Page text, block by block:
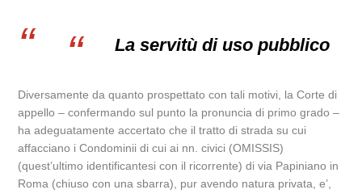
La servitù di uso pubblico
Diversamente da quanto prospettato con tali motivi, la Corte di
appello – confermando sul punto la pronuncia di primo grado –
ha adeguatamente accertato che il tratto di strada su cui
affacciano i Condominii di cui ai nn. civici (OMISSIS)
(quest’ultimo identificantesi con il ricorrente) di via Papiniano in
Roma (chiuso con una sbarra), pur avendo natura privata, e’,